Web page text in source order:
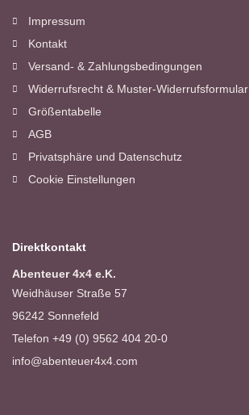
Impressum
Kontakt
Versand- & Zahlungsbedingungen
Widerrufsrecht & Muster-Widerrufsformular
Größentabelle
AGB
Privatsphäre und Datenschutz
Cookie Einstellungen
Direktkontakt
Abenteuer 4x4 e.K.
Weidhäuser Straße 57
96242 Sonnefeld
Telefon +49 (0) 9562 404 20-0
info@abenteuer4x4.com